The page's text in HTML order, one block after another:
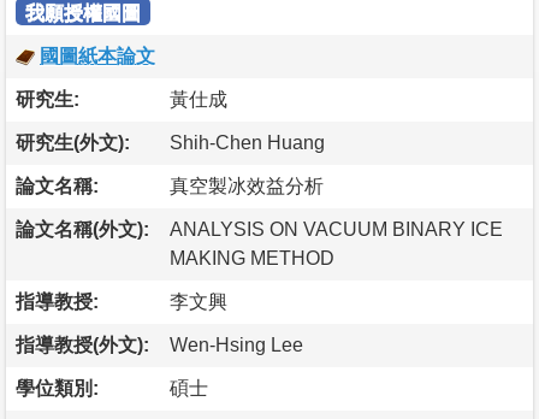
我願授權國圖
國圖紙本論文
研究生: 黃仕成
研究生(外文): Shih-Chen Huang
論文名稱: 真空製冰效益分析
論文名稱(外文):
ANALYSIS ON VACUUM BINARY ICE
MAKING METHOD
指導教授: 李文興
指導教授(外文): Wen-Hsing Lee
學位類別: 碩士